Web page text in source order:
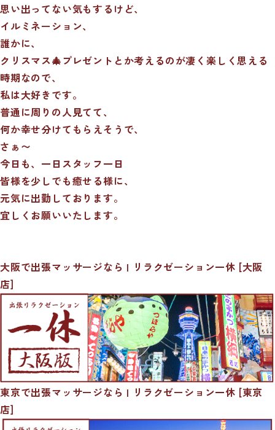
思い出ってない気もするけど、
イルミネーション、
誰かに、
クリスマス🎄プレゼントとか考えるのが凄く楽しく思える
時期なので、
私は大好きです。
普通に周りの人見てて、
何か幸せ分けてもらえそうで、
さぁ〜
今日も、一日スタッフ一日
皆様を少しでも癒せる様に、
元気に出勤しております。
宜しくお願いいたします。
大阪で出張マッサージなら | リラクゼーション一休 [大阪
店]
東京で出張マッサージなら | リラクゼーション一休 [東京
店]